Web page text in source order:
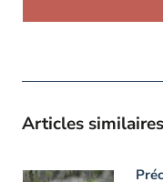
Articles similaires